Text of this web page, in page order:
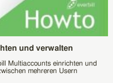
und verwalten
Multiaccounts einrichten und
mehreren Usern